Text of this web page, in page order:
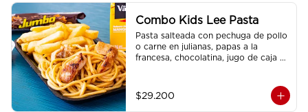
Combo Kids Lee Pasta
Pasta salteada con pechuga de pollo
o carne en julianas, papas a la
francesa, chocolatina, jugo de caja a
$29.200